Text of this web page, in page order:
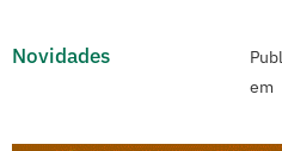
Novidades
em